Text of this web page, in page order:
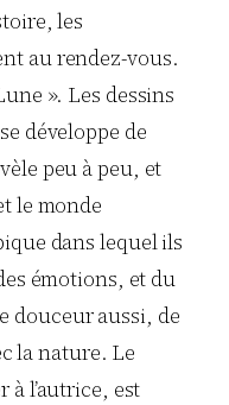
les
au rendez-vous.
». Les dessins
développe de
peu à peu, et
le monde
dans lequel ils
émotions, et du
douceur aussi, de
la nature. Le
à l’autrice, est